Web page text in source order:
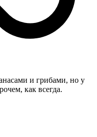
и грибами, но у
как всегда.